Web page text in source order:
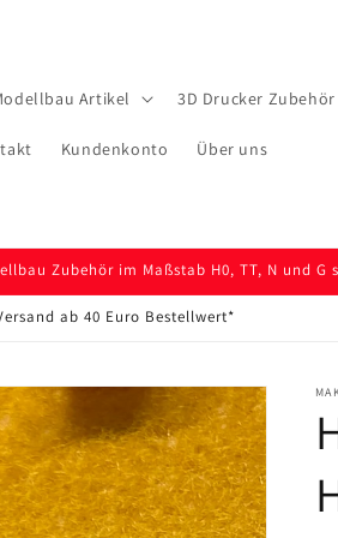
Artikel 3D Drucker
Kundenkonto Über uns
Zubehör im Maßstab H0, TT, N und G
ab 40 Euro Bestellwert*